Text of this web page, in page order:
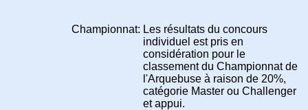
Championnat: Les résultats du concours
individuel est pris en
considération pour le
classement du Championnat de
l'Arquebuse à raison de 20%,
catégorie Master ou Challenger
et appui.